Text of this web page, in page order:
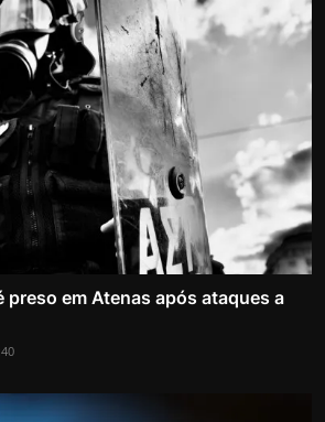
preso em Atenas após ataques a